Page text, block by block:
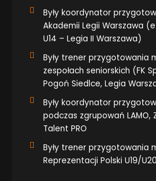
Były koordynator
Akademii Legii Warszawa
U14 – Legia II Warszawa)
Były trener przygotowania
zespołach seniorskich (FK
Pogoń Siedlce, Legia
Były koordynator
podczas zgrupowań LAMO,
Talent PRO
Były trener przygotowania
Reprezentacji Polski U19/U20